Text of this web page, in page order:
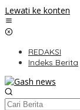
Lewati ke konten
REDAKSI
Indeks Berita